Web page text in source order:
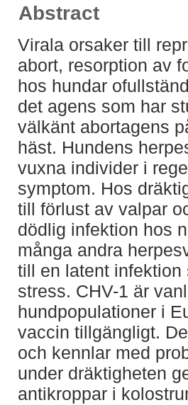
Abstract
Virala orsaker till
abort, resorption av
hos hundar
det agens som har
välkänt abortagens
häst. Hundens
vuxna individer i
symptom. Hos
till förlust av valpar
dödlig infektion hos
många andra
till en latent
stress. CHV-1 är
hundpopulationer i
vaccin tillgängligt.
och kennlar med
under dräktigheten
antikroppar i